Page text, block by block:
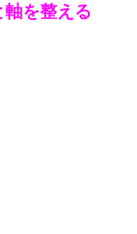
軸を整える